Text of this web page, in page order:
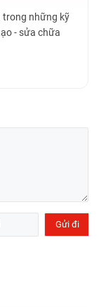
trong những kỹ
- sửa chữa